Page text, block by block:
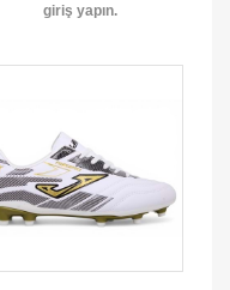
giriş yapın.